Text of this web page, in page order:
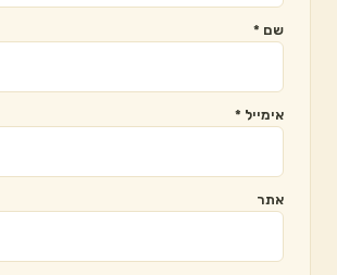
שם *
אימייל *
אתר